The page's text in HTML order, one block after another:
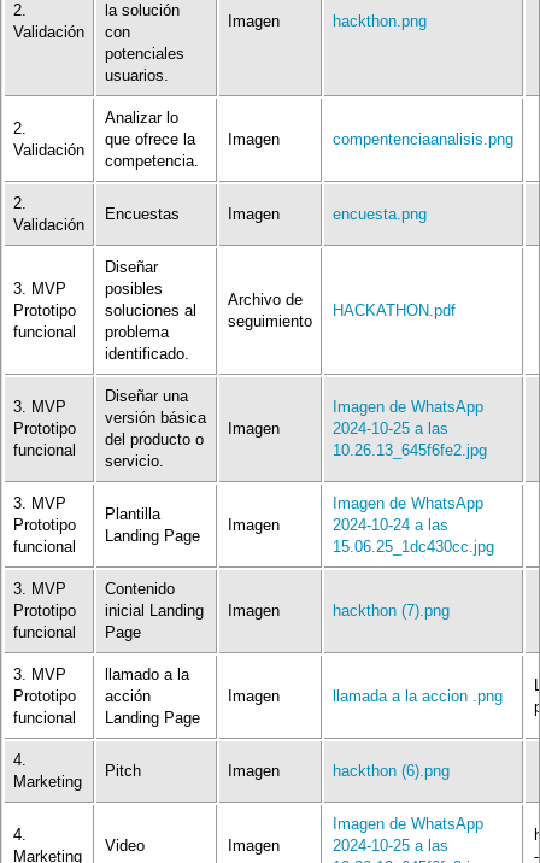
2.
Validación
la solución
con
potenciales
usuarios.
Imagen hackthon.png
2.
Validación
Analizar lo
que ofrece la
competencia.
Imagen compentenciaanalisis.png
2.
Validación
Encuestas Imagen encuesta.png
3. MVP
Prototipo
funcional
Diseñar
posibles
soluciones al
problema
identificado.
Archivo de
seguimiento
HACKATHON.pdf
3. MVP
Prototipo
funcional
Diseñar una
versión básica
del producto o
servicio.
Imagen
Imagen de WhatsApp
2024-10-25 a las
10.26.13_645f6fe2.jpg
3. MVP
Prototipo
funcional
Plantilla
Landing Page
Imagen
Imagen de WhatsApp
2024-10-24 a las
15.06.25_1dc430cc.jpg
3. MVP
Prototipo
funcional
Contenido
inicial Landing
Page
Imagen hackthon (7).png
3. MVP
Prototipo
funcional
llamado a la
acción
Landing Page
Imagen llamada a la accion .png
4.
Marketing
Pitch Imagen hackthon (6).png
4.
Marketing
Video Imagen
Imagen de WhatsApp
2024-10-25 a las